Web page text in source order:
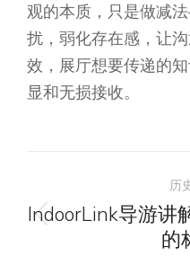
观的本质，只是做减
扰，弱化存在感，让
效，展厅想要传递的
显和无损接收。
章
历
IndoorLink导游讲
的